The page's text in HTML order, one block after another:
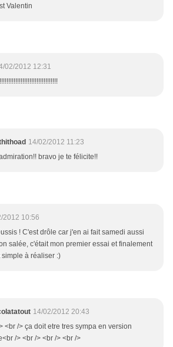
Valentin
02/2012 12:31
14/02/2012 11:23
bravo je te félicite!!
2012 10:56
! C'est drôle car j'en ai fait samedi aussi
salée, c'était mon premier essai et finalement
simple à réaliser :)
14/02/2012 20:43
<br /> ça doit etre tres sympa en version
/> <br /> <br /> <br />